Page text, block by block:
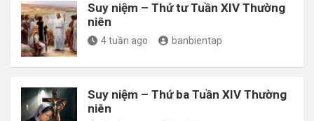
Suy niệm – Thứ tư Tuần XIV Thường
niên
4 tuần ago banbientap
Suy niệm – Thứ ba Tuần XIV Thường
niên